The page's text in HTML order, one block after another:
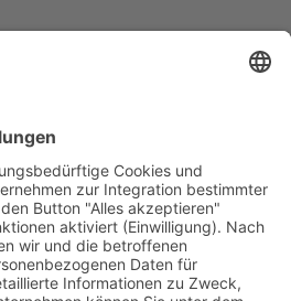
SERVICE